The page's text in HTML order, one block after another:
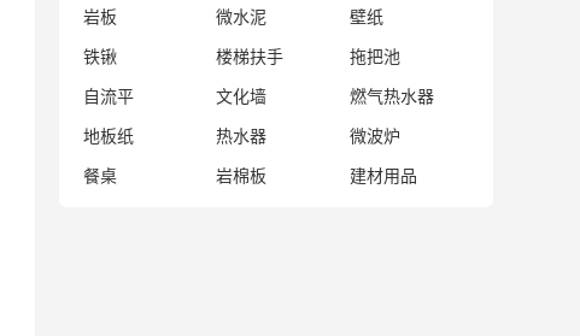
岩板
微水泥
壁纸
铁锹
楼梯扶手
拖把池
自流平
文化墙
燃气热水器
地板纸
热水器
微波炉
餐桌
岩棉板 建材用品